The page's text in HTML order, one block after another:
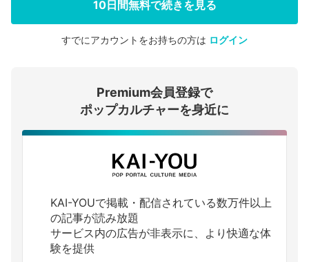
会員登録する
ログインする
10日間無料で続きを見る
すでにアカウントをお持ちの方は ログイン
Premium会員登録で
ポップカルチャーを身近に
KAI-YOUで掲載・配信されている数万件以上
の記事が読み放題
サービス内の広告が非表示に、より快適な体
験を提供